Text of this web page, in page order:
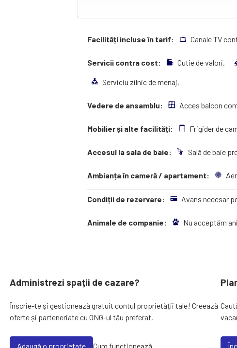
Facilități incluse în tarif: Canale TV
Servicii contra cost: Cutie de valori.
Serviciu zilnic de menaj,
Vedere de ansamblu: Acces balcon
Mobilier și alte facilități: Frigider de
Accesul la sala de baie: Sală de baie
Ambianța în cameră / apartament:
Condiții de rezervare: Avans necesar
Animale de companie: Nu acceptăm
Administrezi spații de cazare?
Înscrie-te și gestionează gratuit contul proprietății tale! Creează
oferte și parteneriate cu ONG-ul tău preferat.
Adaugă o proprietate Cum funcționează